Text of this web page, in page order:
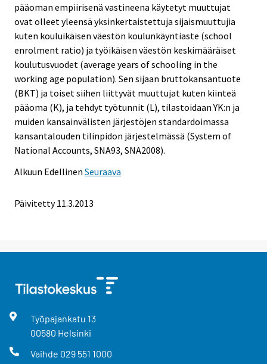
pääoman empiirisenä vastineena käytetyt muuttujat
ovat olleet yleensä yksinkertaistettuja sijaismuuttujia
kuten kouluikäisen väestön koulunkäyntiaste (school
enrolment ratio) ja työikäisen väestön keskimääräiset
koulutusvuodet (average years of schooling in the
working age population). Sen sijaan bruttokansantuote
(BKT) ja toiset siihen liittyvät muuttujat kuten kiinteä
pääoma (K), ja tehdyt työtunnit (L), tilastoidaan YK:n ja
muiden kansainvälisten järjestöjen standardoimassa
kansantalouden tilinpidon järjestelmässä (System of
National Accounts, SNA93, SNA2008).
Alkuun Edellinen Seuraava
Päivitetty 11.3.2013
Työpajankatu 13
00580 Helsinki
Vaihde 029 551 1000